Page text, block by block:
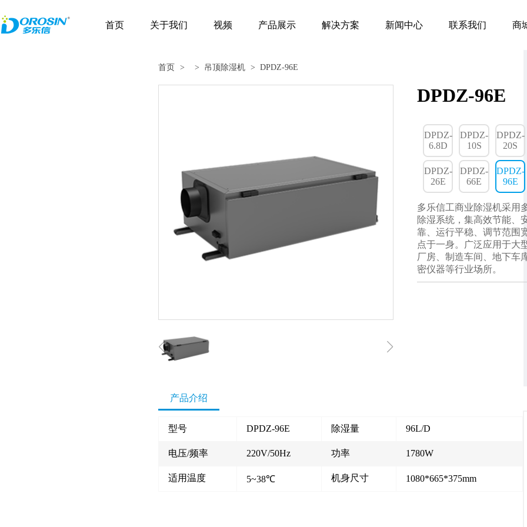
首页 关于我们 视频 产品展示 解决方案 新闻中心 联系我们 商
首页 > > 吊顶除湿机 > DPDZ-96E
DPDZ-96E
DPDZ-
6.8D
DPDZ-
10S
DPDZ-
20S
DPDZ-
26E
DPDZ-
66E
DPDZ-
96E
多乐信工商业除湿机采用
除湿系统，集高效节能、
靠、运行平稳、调节范围
点于一身。广泛应用于大
厂房、制造车间、地下车
密仪器等行业场所。
产品介绍
型号 DPDZ-96E 除湿量 96L/D
电压/频率 220V/50Hz 功率 1780W
适用温度 5~38℃ 机身尺寸 1080*665*375mm